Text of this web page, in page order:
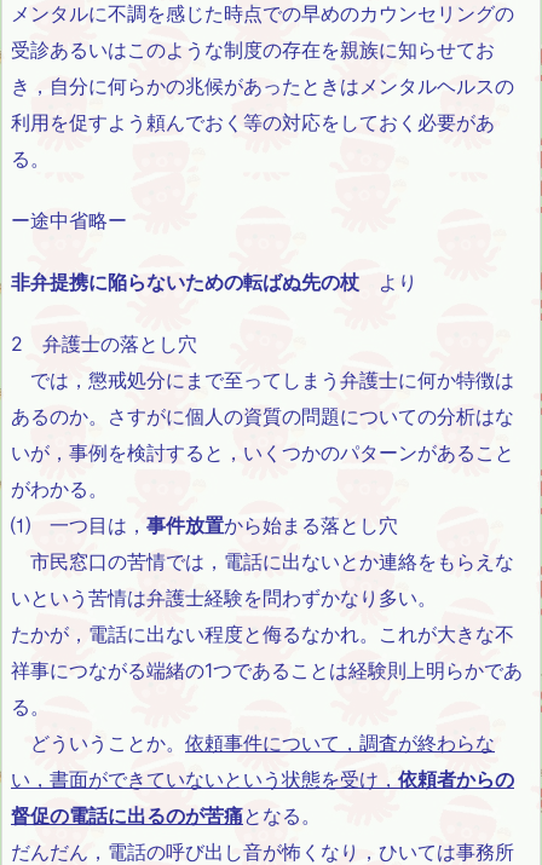
メンタルに不調を感じた時点での早めのカウンセリングの
受診あるいはこのような制度の存在を親族に知らせてお
き，自分に何らかの兆候があったときはメンタルヘルスの
利用を促すよう頼んでおく等の対応をしておく必要があ
る。
ー途中省略ー
非弁提携に陥らないための転ばぬ先の杖 より
2 弁護士の落とし穴
では，懲戒処分にまで至ってしまう弁護士に何か特徴は
あるのか。さすがに個人の資質の問題についての分析はな
いが，事例を検討すると，いくつかのパターンがあること
がわかる。
⑴ 一つ目は， 事件放置から始まる落とし穴
市民窓口の苦情では，電話に出ないとか連絡をもらえな
いという苦情は弁護士経験を問わずかなり多い。
たかが，電話に出ない程度と侮るなかれ。これが大きな不
祥事につながる端緒の1つであることは経験則上明らかであ
る。
どういうことか。 依頼事件について，調査が終わらな
い，書面ができていないという状態を受け， 依頼者からの
督促の電話に出るのが苦痛となる。
だんだん，電話の呼び出し音が怖くなり，ひいては事務所